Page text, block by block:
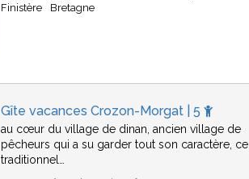
Finistère
Bretagne
Gîte vacances Crozon-Morgat | 5
au cœur du village de dinan, ancien village de
pêcheurs qui a su garder tout son caractère, ce
traditionnel…